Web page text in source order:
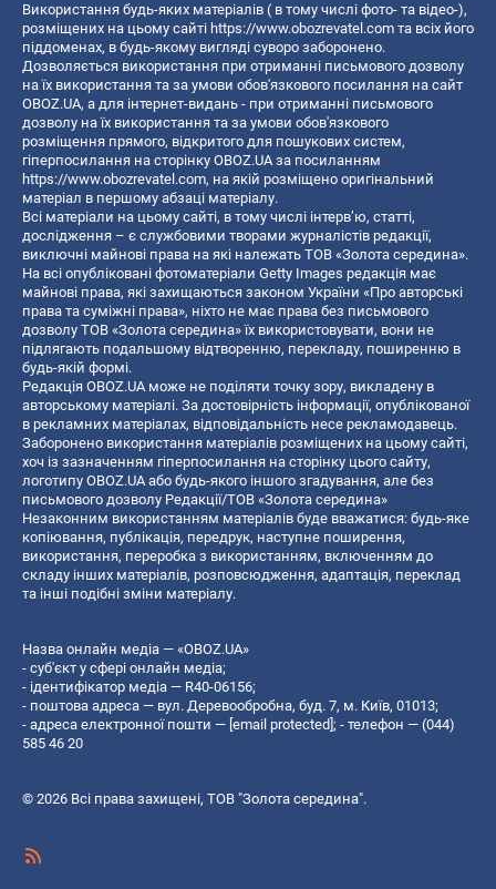
Використання будь-яких матеріалів ( в тому числі фото- та відео-),
розміщених на цьому сайті https://www.obozrevatel.com та всіх його
піддоменах, в будь-якому вигляді суворо заборонено.
Дозволяється використання при отриманні письмового дозволу
на їх використання та за умови обов'язкового посилання на сайт
OBOZ.UA, а для інтернет-видань - при отриманні письмового
дозволу на їх використання та за умови обов'язкового
розміщення прямого, відкритого для пошукових систем,
гіперпосилання на сторінку OBOZ.UA за посиланням
https://www.obozrevatel.com, на якій розміщено оригінальний
матеріал в першому абзаці матеріалу.
Всі матеріали на цьому сайті, в тому числі інтерв’ю, статті,
дослідження – є службовими творами журналістів редакції,
виключні майнові права на які належать ТОВ «Золота середина».
На всі опубліковані фотоматеріали Getty Images редакція має
майнові права, які захищаються законом України «Про авторські
права та суміжні права», ніхто не має права без письмового
дозволу ТОВ «Золота середина» їх використовувати, вони не
підлягають подальшому відтворенню, перекладу, поширенню в
будь-якій формі.
Редакція OBOZ.UA може не поділяти точку зору, викладену в
авторському матеріалі. За достовірність інформації, опублікованої
в рекламних матеріалах, відповідальність несе рекламодавець.
Заборонено використання матеріалів розміщених на цьому сайті,
хоч із зазначенням гіперпосилання на сторінку цього сайту,
логотипу OBOZ.UA або будь-якого іншого згадування, але без
письмового дозволу Редакції/ТОВ «Золота середина»
Незаконним використанням матеріалів буде вважатися: будь-яке
копiювання, публiкацiя, передрук, наступне поширення,
використання, переробка з використанням, включенням до
складу інших матеріалів, розповсюдження, адаптація, переклад
та інші подібні зміни матеріалу.
Назва онлайн медіа — «OBOZ.UA»
- суб'єкт у сфері онлайн медіа;
- ідентифікатор медіа — R40-06156;
- поштова адреса — вул. Деревообробна, буд. 7, м. Київ, 01013;
- адреса електронної пошти — [email protected] ; - телефон — (044)
585 46 20
© 2026 Всі права захищені, ТОВ "Золота середина".